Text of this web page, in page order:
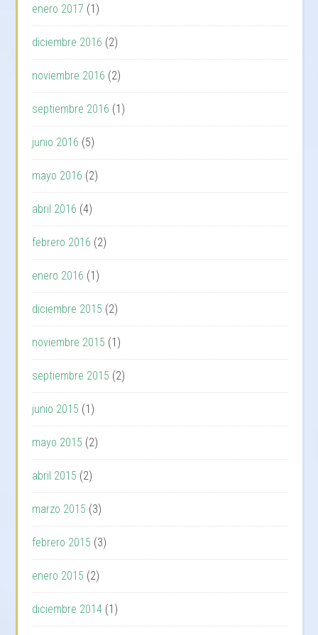
enero 2017 (1)
diciembre 2016 (2)
noviembre 2016 (2)
septiembre 2016 (1)
junio 2016 (5)
mayo 2016 (2)
abril 2016 (4)
febrero 2016 (2)
enero 2016 (1)
diciembre 2015 (2)
noviembre 2015 (1)
septiembre 2015 (2)
junio 2015 (1)
mayo 2015 (2)
abril 2015 (2)
marzo 2015 (3)
febrero 2015 (3)
enero 2015 (2)
diciembre 2014 (1)